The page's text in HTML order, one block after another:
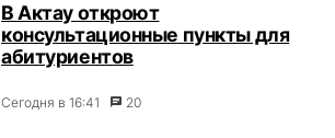
В Актау откроют
консультационные пункты для
абитуриентов
Сегодня в 16:41 20